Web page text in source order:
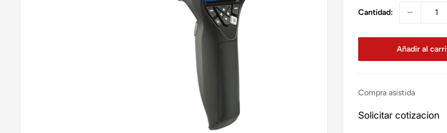
Cantidad:
Añadir al
Compra asistida
Solicitar cotizacion